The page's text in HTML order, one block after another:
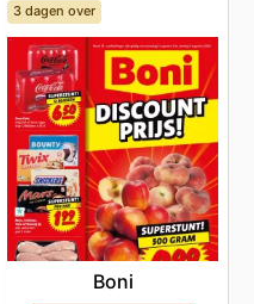
3 dagen over
Boni